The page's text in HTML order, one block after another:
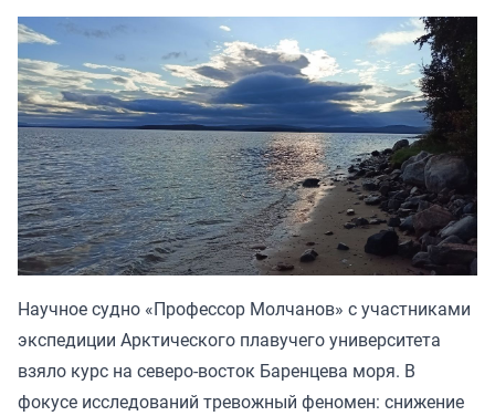
Научное судно «Профессор Молчанов» с участниками
экспедиции Арктического плавучего университета
взяло курс на северо-восток Баренцева моря. В
фокусе исследований тревожный феномен: снижение